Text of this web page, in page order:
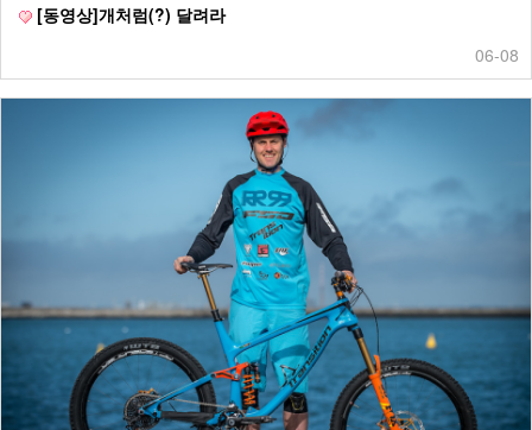
[동영상]개처럼(?) 달려라
06-08